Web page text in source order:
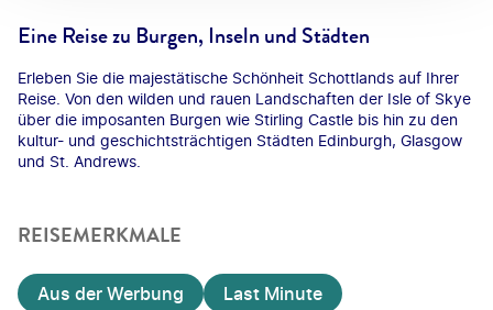
Eine Reise zu Burgen, Inseln und Städten
Erleben Sie die majestätische Schönheit Schottlands auf Ihrer
Reise. Von den wilden und rauen Landschaften der Isle of Skye
über die imposanten Burgen wie Stirling Castle bis hin zu den
kultur- und geschichtsträchtigen Städten Edinburgh, Glasgow
und St. Andrews.
REISEMERKMALE
Aus der Werbung Last Minute